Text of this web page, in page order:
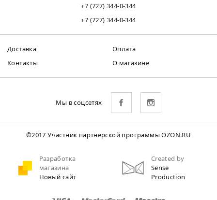
+7 (727) 344-0-344
+7 (727) 344-0-344
Доставка
Оплата
Контакты
О магазине
Мы в соцсетях
©2017 Участник партнерской программы OZON.RU
Разработка
магазина
Новый сайт
Created by
Sense
Production